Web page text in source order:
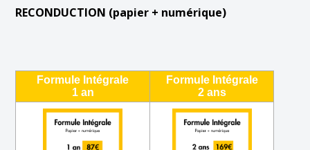
RECONDUCTION (papier + numérique)
Formule Intégrale
1 an
Formule Intégrale
2 ans